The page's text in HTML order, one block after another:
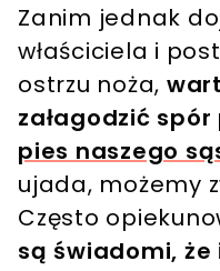
Zanim jednak
właściciela i
ostrzu noża,
załagodzić
pies naszego
ujada, możemy
Często
są świadomi,